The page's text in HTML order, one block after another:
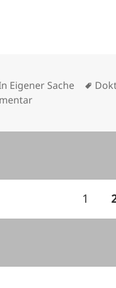
Eigener Sache
zu Hidis Weblog
Seite
1